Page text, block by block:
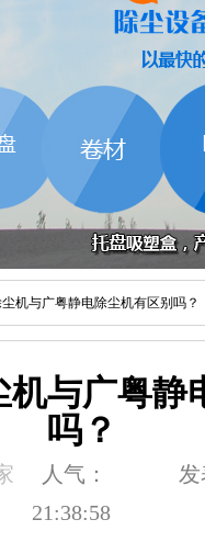
机与广粤静电除尘机有区别吗？
与广粤静
吗？
人气：
发
21:38:58